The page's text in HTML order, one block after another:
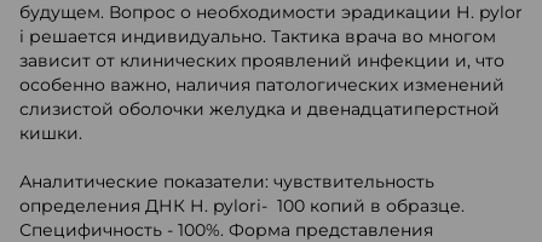
будущем. Вопрос о необходимости эрадикации Н. pylor
i решается индивидуально. Тактика врача во многом
зависит от клинических проявлений инфекции и, что
особенно важно, наличия патологических изменений
слизистой оболочки желудка и двенадцатиперстной
кишки.
Аналитические показатели: чувствительность
определения ДНК Н. pylori- 100 копий в образце.
Специфичность - 100%. Форма представления